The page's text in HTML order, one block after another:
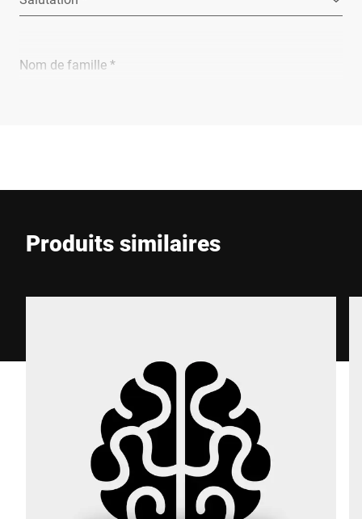
Nom de famille *
E-Mail *
Produits similaires